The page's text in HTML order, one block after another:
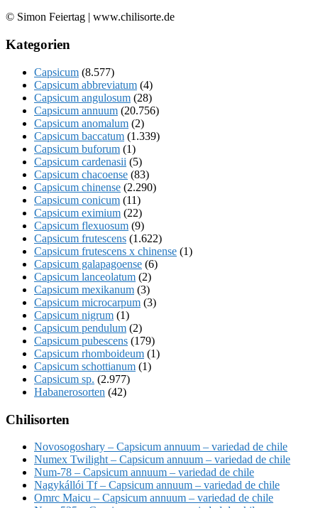
© Simon Feiertag | www.chilisorte.de
Kategorien
Capsicum (8.577)
Capsicum abbreviatum (4)
Capsicum angulosum (28)
Capsicum annuum (20.756)
Capsicum anomalum (2)
Capsicum baccatum (1.339)
Capsicum buforum (1)
Capsicum cardenasii (5)
Capsicum chacoense (83)
Capsicum chinense (2.290)
Capsicum conicum (11)
Capsicum eximium (22)
Capsicum flexuosum (9)
Capsicum frutescens (1.622)
Capsicum frutescens x chinense (1)
Capsicum galapagoense (6)
Capsicum lanceolatum (2)
Capsicum mexikanum (3)
Capsicum microcarpum (3)
Capsicum nigrum (1)
Capsicum pendulum (2)
Capsicum pubescens (179)
Capsicum rhomboideum (1)
Capsicum schottianum (1)
Capsicum sp. (2.977)
Habanerosorten (42)
Chilisorten
Novosogoshary – Capsicum annuum – variedad de chile
Numex Twilight – Capsicum annuum – variedad de chile
Num-78 – Capsicum annuum – variedad de chile
Nagykállói Tf – Capsicum annuum – variedad de chile
Omrc Maicu – Capsicum annuum – variedad de chile